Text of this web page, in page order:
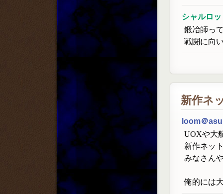
シャルロ
鍛冶師っ
戦闘に向
新作ネ
loom＠
UOXや大
新作ネッ
みなさん
俺的には